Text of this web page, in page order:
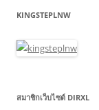
KINGSTEPLNW
สมาชิกเว็บไซต์ DIRXL